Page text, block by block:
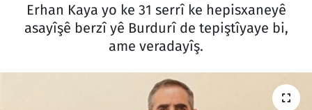
Erhan Kaya yo ke 31 serrî ke hepisxaneyê
asayîşê berzî yê Burdurî de tepiştîyaye bi,
ame veradayîş.
Sîyaset
Tüm Manşetler